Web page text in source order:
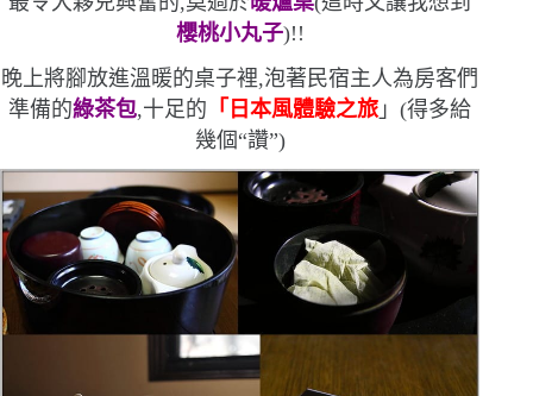
櫻桃小丸子)!!
晚上將腳放進溫暖的桌子裡,泡著民宿主人為房客們
準備的綠茶包,十足的 「日本風體驗之旅 」(得多給
幾個“讚”)